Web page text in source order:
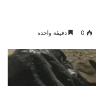
0 دقيقة واحدة